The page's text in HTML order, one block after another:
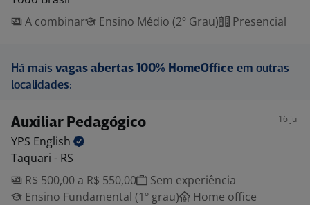
A combinar
Ensino Médio (2º Grau) Presencial
Há mais vagas abertas 100% HomeOffice em outras
localidades:
Auxiliar Pedagógico 16 jul
YPS English
Taquari - RS
R$ 500,00 a R$ 550,00
Sem experiência
Ensino Fundamental (1º grau)
Home office